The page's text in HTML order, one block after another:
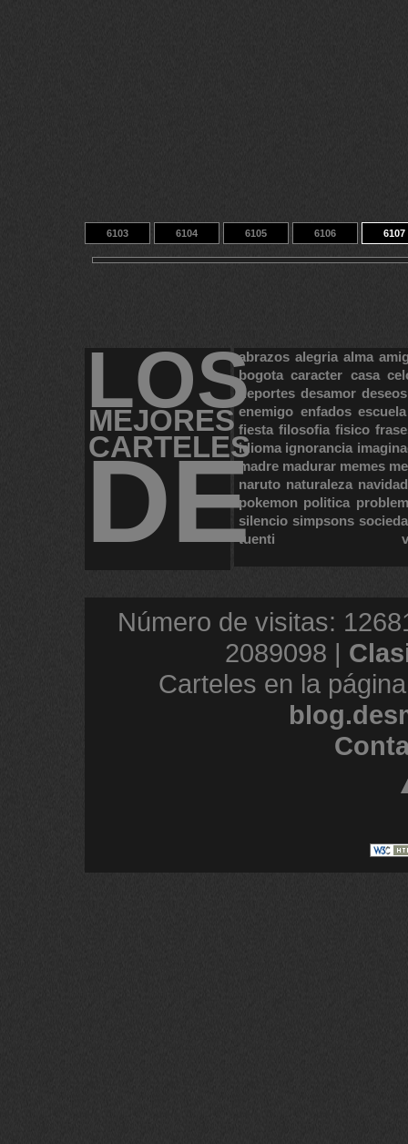
6103 6104 6105 6106 6107
6113 6114 6115 14 9433
LOS
MEJORES
CARTELES
DE
abrazos alegria alma
bogota caracter casa
deportes desamor deseos
enemigo enfados escuela
fiesta filosofia fisico
idioma ignorancia
madre madurar memes
naruto naturaleza navidad
pokemon politica
silencio simpsons
tuenti
Número de visitas:
2089098 |
Carteles en la